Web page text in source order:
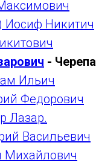
Иосиф Никитич
-
Ильич
Федорович
Лазар.
Васильевич
Михайлович